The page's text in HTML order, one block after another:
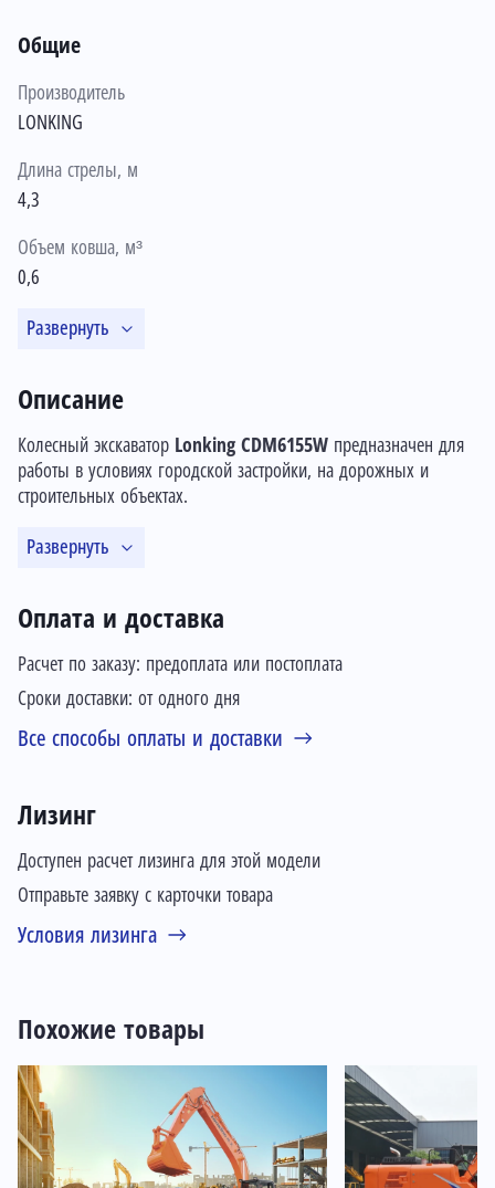
Общие
Производитель
LONKING
Длина стрелы, м
4,3
Объем ковша, м³
0,6
Развернуть
Оплата и доставка
Расчет по заказу: предоплата или постоплата
Сроки доставки: от одного дня
Все способы оплаты и доставки
Лизинг
Доступен расчет лизинга для этой модели
Отправьте заявку с карточки товара
Условия лизинга
Описание
Колесный экскаватор Lonking CDM6155W предназначен для
работы в условиях городской застройки, на дорожных и
строительных объектах.
Развернуть
Похожие товары